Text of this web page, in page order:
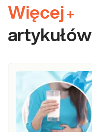
Więcej +
artykułów